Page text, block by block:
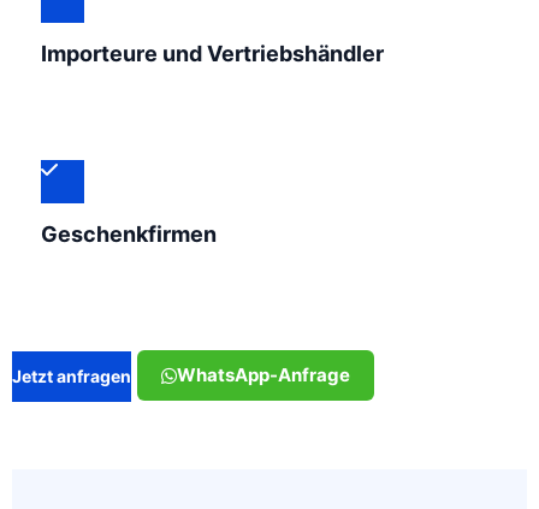
Importeure und Vertriebshändler
Geschenkfirmen
Jetzt anfragen WhatsApp-Anfrage